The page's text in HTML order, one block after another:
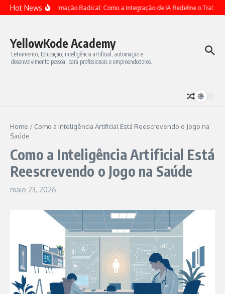
Ir para o conteúdo
Hot NewsTransformação Radical: Como a Integração de IA Redefine o
YellowKode Academy
Letramento, Educação, inteligência artificial, automação e
desenvolvimento pessoal para profissionais e empreendedores.
Home / Como a Inteligência Artificial Está Reescrevendo o Jogo na
Saúde
Como a Inteligência Artificial Está
Reescrevendo o Jogo na Saúde
maio 23, 2026